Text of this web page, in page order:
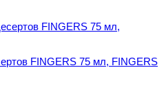
FINGERS 75 мл, FINGERS